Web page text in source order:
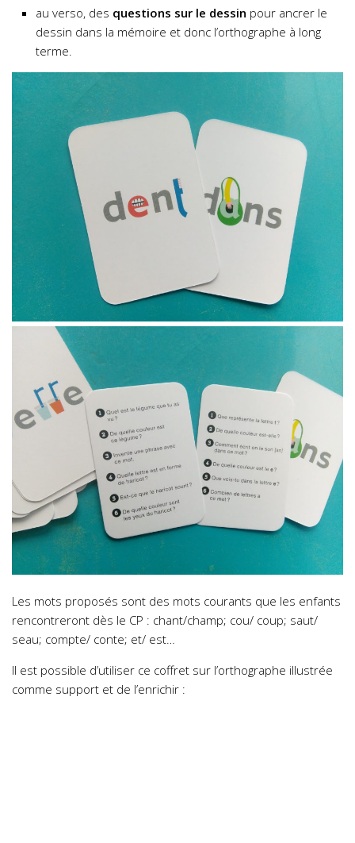
au verso, des questions sur le dessin pour ancrer le
dessin dans la mémoire et donc l’orthographe à long
terme.
Les mots proposés sont des mots courants que les enfants
rencontreront dès le CP : chant/champ; cou/ coup; saut/
seau; compte/ conte; et/ est…
Il est possible d’utiliser ce coffret sur l’orthographe illustrée
comme support et de l’enrichir :